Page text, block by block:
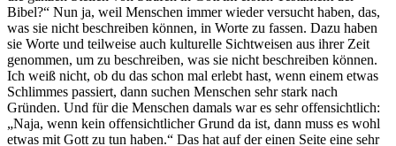
Bibel?“ Nun ja, weil Menschen immer wieder versucht haben, das,
was sie nicht beschreiben können, in Worte zu fassen. Dazu haben
sie Worte und teilweise auch kulturelle Sichtweisen aus ihrer Zeit
genommen, um zu beschreiben, was sie nicht beschreiben können.
Ich weiß nicht, ob du das schon mal erlebt hast, wenn einem etwas
Schlimmes passiert, dann suchen Menschen sehr stark nach
Gründen. Und für die Menschen damals war es sehr offensichtlich:
„Naja, wenn kein offensichtlicher Grund da ist, dann muss es wohl
etwas mit Gott zu tun haben.“ Das hat auf der einen Seite eine sehr